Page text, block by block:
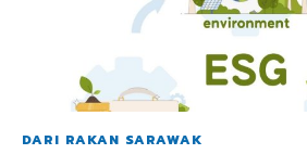
DARI RAKAN SARAWAK